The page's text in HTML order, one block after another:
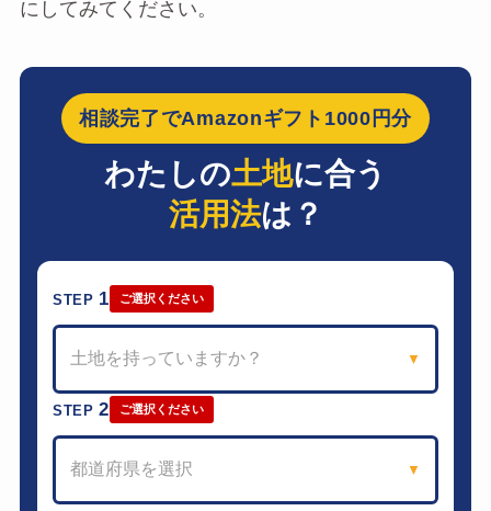
にしてみてください。
相談完了でAmazonギフト1000円分
わたしの土地に合う
活用法は？
STEP 1 ご選択ください
土地を持っていますか？ ▼
STEP2 ご選択ください
都道府県を選択 ▼